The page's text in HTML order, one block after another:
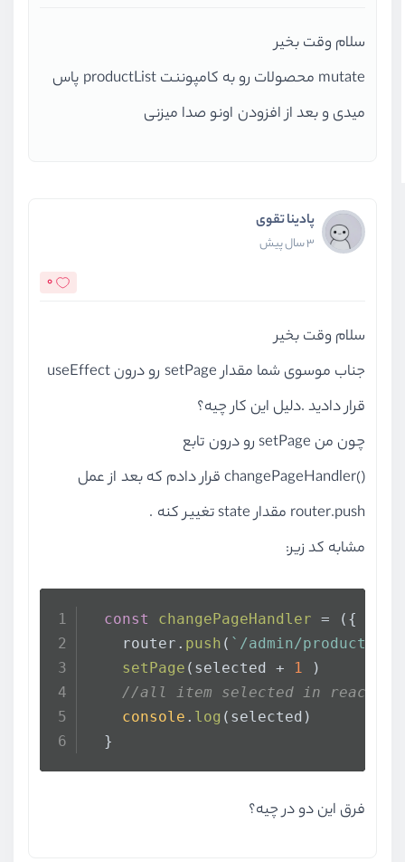
سلام وقت بخیر
mutate محصولات رو به کامپوننت productList پاس
میدی و بعد از افزودن اونو صدا میزنی
پادینا تقوی
3 سال پیش
0
سلام وقت بخیر
جناب موسوی شما مقدار setPage رو درون useEffect
قرار دادید .دلیل این کار چیه؟
چون من setPage رو درون تابع
()changePageHandler قرار دادم که بعد از عمل
router.push مقدار state تغییر کنه .
مشابه کد زیر:
const changePageHandler = ( {
    router.
push ( `/admin/
setPage (selected + 1 )
//all item selected in react-
console . log (selected)
  }
فرق این دو در چیه؟